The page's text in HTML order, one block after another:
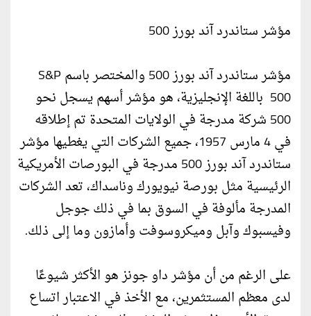
مؤشر ستاندرد آند بورز 500
مؤشر ستاندرد آند بورز 500 والمختصر باسم S&P
500 باللغة الإنجليزية، هو مؤشر أسهم يسجل نحو
500 شركة مدرجة في الولايات المتحدة تم إطلاقه
في 4 مارس 1957، جميع الشركات التي يغطيها مؤشر
ستاندرد آند بورز 500 مدرجة في البورصات الأمريكية
الرئيسية مثل بورصة نيويورك وناسداك، تعد الشركات
المدرجة مألوفة في السوق بما في ذلك جوجل
وفيسبوك وآبل وميكروسوفت وأمازون وما إلى ذلك.
على الرغم من أن مؤشر داو جونز هو الأكثر شيوعًا
لدى معظم المستثمرين، مع الأخذ في الاعتبار اتساع